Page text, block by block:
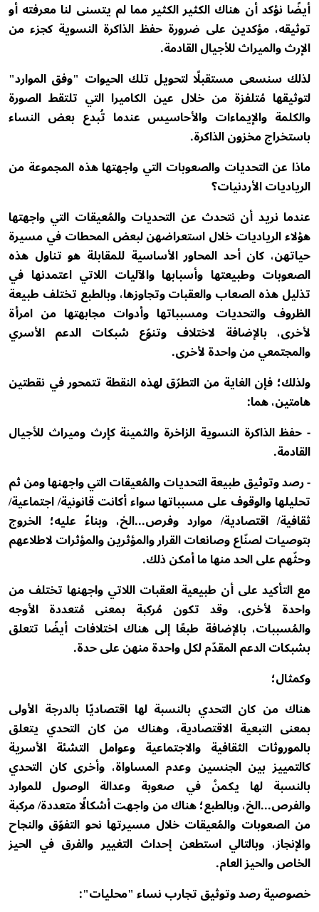
أيضًا نؤكد أن هناك الكثير الكثير مما لم يتسنى لنا معرفته أو
توثيقه، مؤكدين على ضرورة حفظ الذاكرة النسوية كجزء من
الإرث والميراث للأجيال القادمة.
لذلك سنسعى مستقبلًا لتحويل تلك الحيوات "وفق الموارد"
لتوثيقها مُتلفزة من خلال عين الكاميرا التي تلتقط الصورة
والكلمة والإيماءات والأحاسيس عندما تُبدع بعض النساء
باستخراج مخزون الذاكرة.
ماذا عن التحديات والصعوبات التي واجهتها هذه المجموعة من
الرياديات الأردنيات؟
عندما نريد أن نتحدث عن التحديات والمُعيقات التي واجهتها
هؤلاء الرياديات خلال استعراضهن لبعض المحطات في مسيرة
حياتهن، كان أحد المحاور الأساسية للمقابلة هو تناول هذه
الصعوبات وطبيعتها وأسبابها والآليات اللاتي اعتمدنها في
تذليل هذه الصعاب والعقبات وتجاوزها، وبالطبع تختلف طبيعة
الظروف والتحديات ومسبباتها وأدوات مجابهتها من امرأة
لأخرى، بالإضافة لاختلاف وتنوّع شبكات الدعم الأسري
والمجتمعي من واحدة لأخرى.
ولذلك؛ فإن الغاية من التطرّق لهذه النقطة تتمحور في نقطتين
هامتين، هما:
- حفظ الذاكرة النسوية الزاخرة والثمينة كإرث وميراث للأجيال
القادمة.
- رصد وتوثيق طبيعة التحديات والمُعيقات التي واجهنها ومن ثم
تحليلها والوقوف على مسبباتها سواء أكانت قانونية/ اجتماعية/
ثقافية/ اقتصادية/ موارد وفرص...الخ، وبناءً عليه؛ الخروج
بتوصيات لصنّاع وصانعات القرار والمؤثرين والمؤثرات لاطلاعهم
وحثّهم على الحد منها ما أمكن ذلك.
مع التأكيد على أن طبيعية العقبات اللاتي واجهنها تختلف من
واحدة لأخرى، وقد تكون مُركبة بمعنى مُتعددة الأوجه
والمُسببات، بالإضافة طبعًا إلى هناك اختلافات أيضًا تتعلق
بشبكات الدعم المقدّم لكل واحدة منهن على حدة.
وكمثال؛
هناك من كان التحدي بالنسبة لها اقتصاديًا بالدرجة الأولى
بمعنى التبعية الاقتصادية، وهناك من كان التحدي يتعلق
بالموروثات الثقافية والاجتماعية وعوامل التشئة الأسرية
كالتمييز بين الجنسين وعدم المساواة، وأخرى كان التحدي
بالنسبة لها يكمنُ في صعوبة وعدالة الوصول للموارد
والفرص...الخ، وبالطبع؛ هناك من واجهت أشكالًا متعددة/ مركبة
من الصعوبات والمُعيقات خلال مسيرتها نحو التفوّق والنجاح
والإنجاز، وبالتالي استطعن إحداث التغيير والفرق في الحيز
الخاص والحيز العام.
خصوصية رصد وتوثيق تجارب نساء "محليات":